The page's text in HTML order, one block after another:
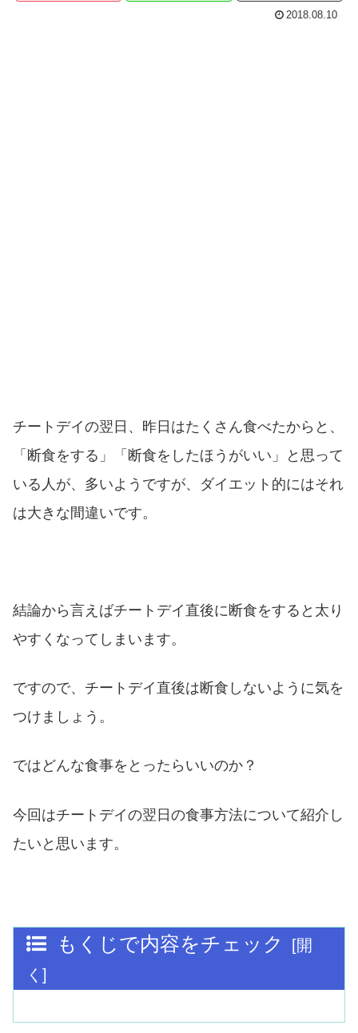
2018.08.10
チートデイの翌日、昨日はたくさん食べたからと、
「断食をする」「断食をしたほうがいい」と思って
いる人が、多いようですが、ダイエット的にはそれ
は大きな間違いです。
結論から言えばチートデイ直後に断食をすると太り
やすくなってしまいます。
ですので、チートデイ直後は断食しないように気を
つけましょう。
ではどんな食事をとったらいいのか？
今回はチートデイの翌日の食事方法について紹介し
たいと思います。
もくじで内容をチェック